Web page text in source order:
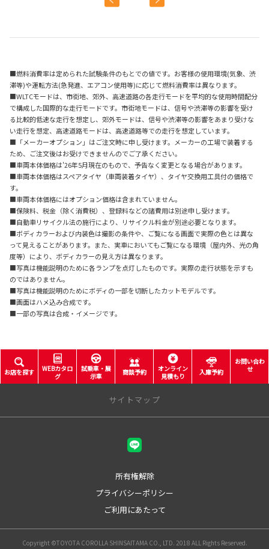
■燃料消費率は定められた試験条件のもとでの値です。お客様の使用環境(気象、渋
滞等)や運転方法(急発進、エアコン使用等)に応じて燃料消費率は異なります。
■WLTCモードは、市街地、郊外、高速道路の各走行モードを平均的な使用時間配分
で構成した国際的な走行モードです。市街地モードは、信号や渋滞等の影響を受け
る比較的低速な走行を想定し、郊外モードは、信号や渋滞等の影響をあまり受けな
い走行を想定、高速道路モードは、高速道路等での走行を想定しています。
■「メーカーオプション」はご注文時に申し受けます。メーカーの工場で装着する
ため、ご注文後はお受けできませんのでご了承ください。
■車両本体価格は'26年5月現在のもので、予告なく変更となる場合があります。
■車両本体価格はスペアタイヤ（車両装着タイヤ）、タイヤ交換用工具付の価格で
す。
■車両本体価格にはオプション価格は含まれていません。
■保険料、税金（除く消費税）、登録料などの諸費用は別途申し受けます。
■自動車リサイクル法の施行により、リサイクル料金が別途必要となります。
■ボディカラーおよび内装色は撮影の条件や、ご覧になる画面で実際の色とは異な
って見えることがあります。また、実車においてもご覧になる環境（屋内外、光の角
度等）により、ボディカラーの見え方は異なります。
■写真は機能説明のために各ランプを点灯したものです。実際の走行状態を示すも
のではありません。
■写真は機能説明のためにボディの一部を切断したカットモデルです。
■画面はハメ込み合成です。
■一部の写真は合成・イメージです。
お店を探す
WEBカタロ
グ
試乗車・展
示車
商談予約
オンライン
見積もり
入庫予約
お問い合わ
せ
サイトマップ
所有権解除
プライバシーポリシー
ご利用にあたって
Copyright ©TOYOTA COROLLA SHINSAITAMA CO., LTD. 2018 ALL Rights Reserved.